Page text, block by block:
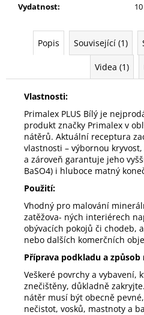
Vydatnost:
Popis Související (1)
Videa (1)
Vlastnosti:
Primalex PLUS Bílý je
produkt značky Primalex v
nátěrů. Aktuální receptura
vlastnosti – výbornou
a zároveň garantuje jeho
BaSO4) i hluboce matný
Použití:
Vhodný pro malování
zatěžova- ných interiérech
obývacích pokojů či chodeb,
nebo dalších komerčních
Příprava podkladu a způsob
Veškeré povrchy a vybavení,
znečištěny, důkladně
nátěr musí být obecně
nečistot, vosků, mastnoty a